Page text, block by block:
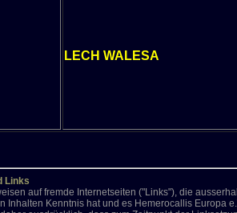
LECH WALESA
Links
auf fremde Internetseiten ("Links"), die
Inhalten Kenntnis hat und es Hemerocallis